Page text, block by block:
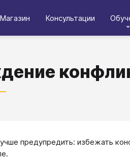
Магазин Консультации
предупредить: избежать